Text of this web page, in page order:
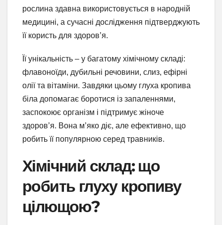
рослина здавна використовується в народній
медицині, а сучасні дослідження підтверджують
її користь для здоров’я.
Її унікальність – у багатому хімічному складі:
флавоноїди, дубильні речовини, слиз, ефірні
олії та вітаміни. Завдяки цьому глуха кропива
біла допомагає боротися із запаленнями,
заспокоює організм і підтримує жіноче
здоров’я. Вона м’яко діє, але ефективно, що
робить її популярною серед травників.
Хімічний склад: що
робить глуху кропиву
цілющою?